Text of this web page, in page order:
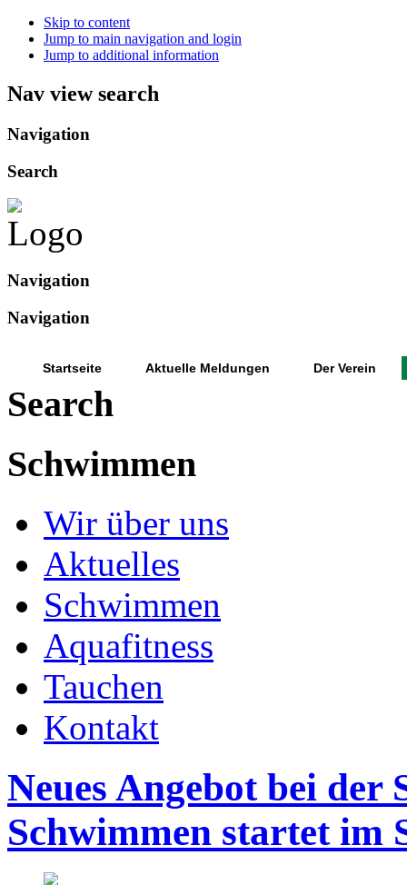
Skip to content
Jump to main navigation and login
Jump to additional information
Nav view search
Navigation
Search
Navigation
Navigation
Startseite Aktuelle Meldungen Der Verein
Search
Schwimmen
Wir über uns
Aktuelles
Schwimmen
Aquafitness
Tauchen
Kontakt
Neues Angebot bei der
Schwimmen startet im